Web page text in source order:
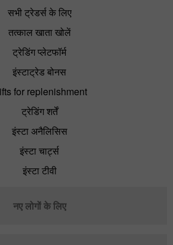
सभी ट्रेडर्स के लिए
तत्काल खाता खोलें
ट्रेडिंग प्लेटफॉर्म
इंस्टाट्रेड बोनस
for replenishment
ट्रेडिंग शर्तें
इंस्टा अनैलिसिस
इंस्टा चार्ट्स
इंस्टा टीवी
नए लोगों के लिए